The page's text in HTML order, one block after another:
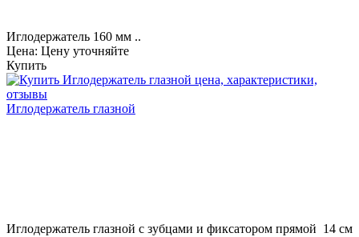
Иглодержатель 160 мм ..
Цена: Цену уточняйте
Купить
Иглодержатель глазной
Иглодержатель глазной с зубцами и фиксатором прямой 14 см